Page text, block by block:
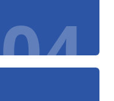
04